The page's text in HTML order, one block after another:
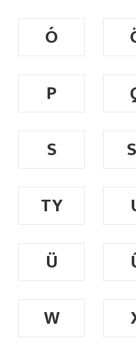
Ó
P
S
TY
Ü
W